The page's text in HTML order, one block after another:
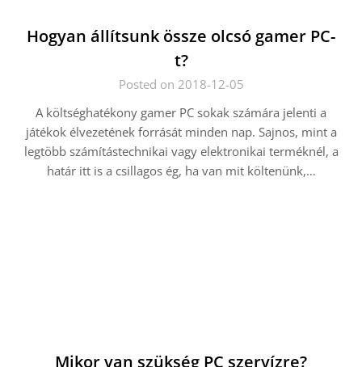
Hogyan állítsunk össze olcsó gamer PC-
t?
Posted on 2018-12-05
A költséghatékony gamer PC sokak számára jelenti a
játékok élvezetének forrását minden nap. Sajnos, mint a
legtöbb számítástechnikai vagy elektronikai terméknél, a
határ itt is a csillagos ég, ha van mit költenünk,…
Mikor van szükség PC szervízre?